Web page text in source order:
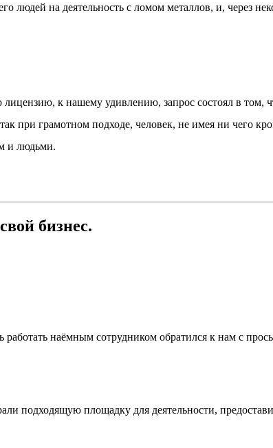
людей на деятельность с ломом металлов, и, через
к нашему удивлению, запрос состоял в том,
при грамотном подходе, человек, не имея ни чего
и людьми.
бизнес.
наёмным сотрудником обратился к нам с
подходящую площадку для деятельности,